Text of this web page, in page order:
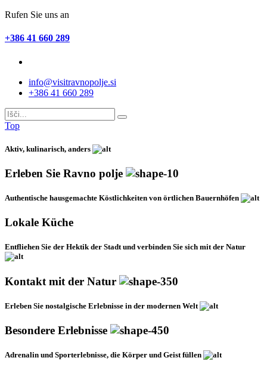
Rufen Sie uns an
+386 41 660 289
info@visitravnopolje.si
+386 41 660 289
Top
Aktiv, kulinarisch, anders
Erleben Sie Ravno polje
Authentische hausgemachte Köstlichkeiten von örtlichen Bauernhöfen
Lokale Küche
Entfliehen Sie der Hektik der Stadt und verbinden Sie sich mit der Natur
Kontakt mit der Natur
Erleben Sie nostalgische Erlebnisse in der modernen Welt
Besondere Erlebnisse
Adrenalin und Sporterlebnisse, die Körper und Geist füllen